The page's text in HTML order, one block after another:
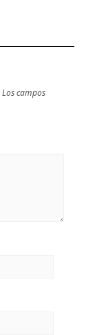
Los campos